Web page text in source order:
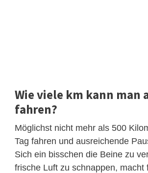
Wie viele km kann man
fahren?
Möglichst nicht mehr als 500
Tag fahren und ausreichende
Sich ein bisschen die Beine zu
frische Luft zu schnappen, macht